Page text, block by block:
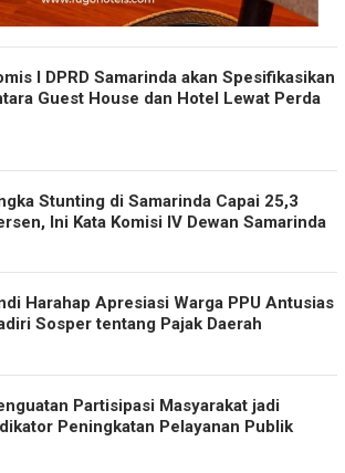
I DPRD Samarinda akan Spesifikasikan
Guest House dan Hotel Lewat Perda
Stunting di Samarinda Capai 25,3
Ini Kata Komisi IV Dewan Samarinda
Harahap Apresiasi Warga PPU Antusias
Sosper tentang Pajak Daerah
Partisipasi Masyarakat jadi
Peningkatan Pelayanan Publik